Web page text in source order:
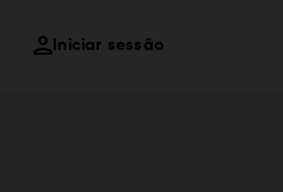
Iniciar sessão